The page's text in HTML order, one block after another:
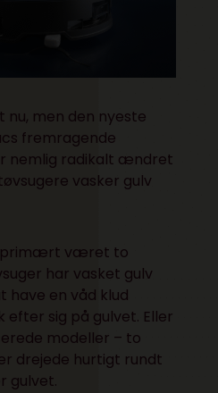
men den nyeste
fremragende
nemlig radikalt ændret
vasker gulv
primært været to
har vasket gulv
have en våd klud
sig på gulvet. Eller
modeller – to
drejede hurtigt rundt
gulvet.